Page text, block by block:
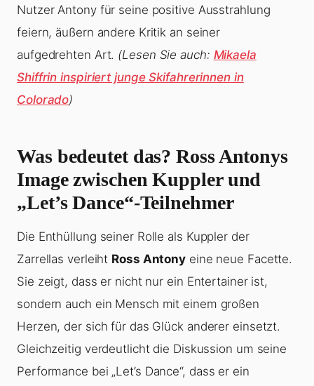
Nutzer Antony für seine positive Ausstrahlung
feiern, äußern andere Kritik an seiner
aufgedrehten Art. (Lesen Sie auch: Mikaela
Shiffrin inspiriert junge Skifahrerinnen in
Colorado)
Was bedeutet das? Ross Antonys
Image zwischen Kuppler und
„Let’s Dance“-Teilnehmer
Die Enthüllung seiner Rolle als Kuppler der
Zarrellas verleiht Ross Antony eine neue Facette.
Sie zeigt, dass er nicht nur ein Entertainer ist,
sondern auch ein Mensch mit einem großen
Herzen, der sich für das Glück anderer einsetzt.
Gleichzeitig verdeutlicht die Diskussion um seine
Performance bei „Let’s Dance“, dass er ein